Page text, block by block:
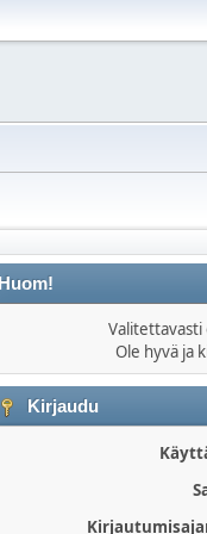
Huom!
Ole hyvä ja
Kirjaudu